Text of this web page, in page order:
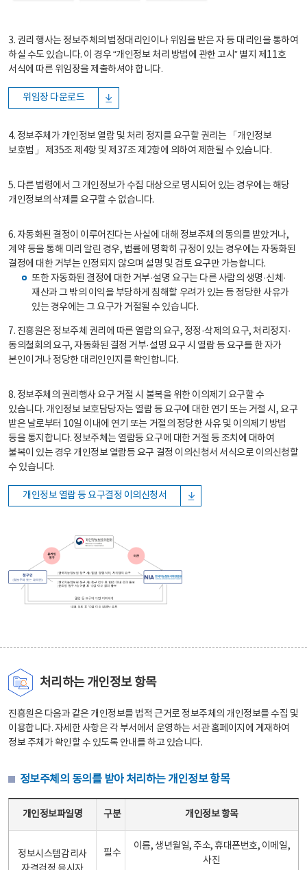
3. 권리 행사는 정보주체의 법정대리인이나 위임을 받은 자 등 대리인을 통하여
하실 수도 있습니다. 이 경우 “개인정보 처리 방법에 관한 고시” 별지 제11호
서식에 따른 위임장을 제출하셔야 합니다.
위임장 다운로드
4. 정보주체가 개인정보 열람 및 처리 정지를 요구할 권리는 「개인정보
보호법」 제35조 제4항 및 제37조 제2항에 의하여 제한될 수 있습니다.
5. 다른 법령에서 그 개인정보가 수집 대상으로 명시되어 있는 경우에는 해당
개인정보의 삭제를 요구할 수 없습니다.
6. 자동화된 결정이 이루어진다는 사실에 대해 정보주체의 동의를 받았거나,
계약 등을 통해 미리 알린 경우, 법률에 명확히 규정이 있는 경우에는 자동화된
결정에 대한 거부는 인정되지 않으며 설명 및 검토 요구만 가능합니다.
또한 자동화된 결정에 대한 거부·설명 요구는 다른 사람의 생명·신체·
재산과 그 밖의 이익을 부당하게 침해할 우려가 있는 등 정당한 사유가
있는 경우에는 그 요구가 거절될 수 있습니다.
7. 진흥원은 정보주체 권리에 따른 열람의 요구, 정정·삭제의 요구, 처리정지·
동의철회의 요구, 자동화된 결정 거부·설명 요구 시 열람 등 요구를 한 자가
본인이거나 정당한 대리인인지를 확인합니다.
8. 정보주체의 권리행사 요구 거절 시 불복을 위한 이의제기 요구할 수
있습니다. 개인정보 보호담당자는 열람 등 요구에 대한 연기 또는 거절 시, 요구
받은 날로부터 10일 이내에 연기 또는 거절의 정당한 사유 및 이의제기 방법
등을 통지합니다. 정보주체는 열람등 요구에 대한 거절 등 조치에 대하여
불복이 있는 경우 개인정보 열람등 요구 결정 이의신청서 서식으로 이의신청할
수 있습니다.
개인정보 열람 등 요구결정 이의신청서
처리하는 개인정보 항목
진흥원은 다음과 같은 개인정보를 법적 근거로 정보주체의 개인정보를 수집 및
이용합니다. 자세한 사항은 각 부서에서 운영하는 서관 홈페이지에 게재하여
정보 주체가 확인할 수 있도록 안내를 하고 있습니다.
정보주체의 동의를 받아 처리하는 개인정보 항목
개인정보파일명 구분 개인정보 항목
정보시스템감리사
필수
이름, 생년월일, 주소, 휴대폰번호, 이메일,
사진